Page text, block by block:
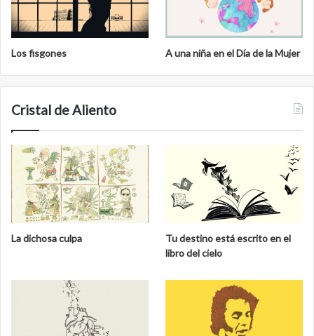
Los fisgones A una niña en el Día de la Mujer
Cristal de Aliento
La dichosa culpa
Tu destino está escrito en el
libro del cielo